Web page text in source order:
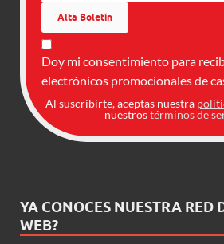
Doy mi consentimiento para
electrónicos promocionales de
Al suscribirte, aceptas nuestra
nuestrostérminos de
YA CONOCES NUESTRA RED
WEB?